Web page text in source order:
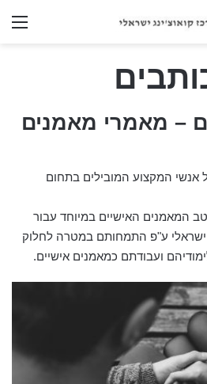
– מאמרי מאמנים
אנשי המקצוע המובילים בתחום
המאמנים האישיים במיוחד עבור
ישראלי ע"פ התמחותם במטרה לחלוק
ועבודתם כמאמנים אישיים.